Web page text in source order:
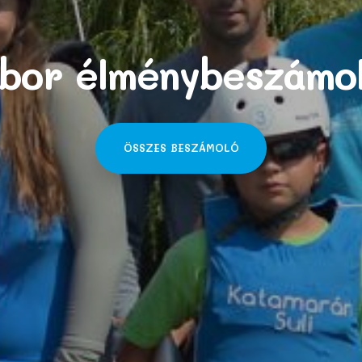
ÖSSZES BESZÁMOLÓ